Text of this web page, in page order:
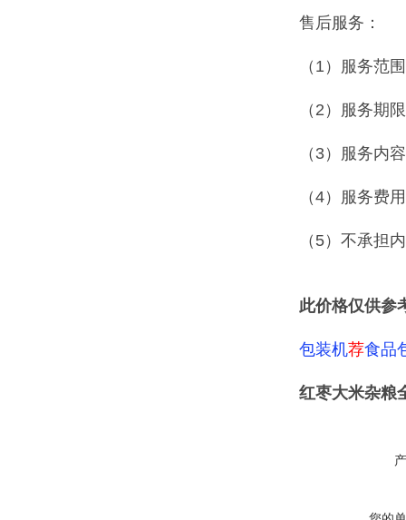
售后服务：
（1）服务范
（2）服务期
（3）服务内
（4）服务费
（5）不承担
此价格仅供参
包装机荐食品
红枣大米杂粮